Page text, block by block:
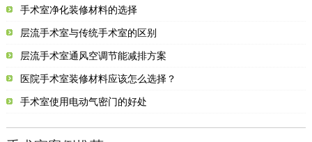
手术室净化装修材料的选择
层流手术室与传统手术室的区别
层流手术室通风空调节能减排方案
医院手术室装修材料应该怎么选择？
手术室使用电动气密门的好处